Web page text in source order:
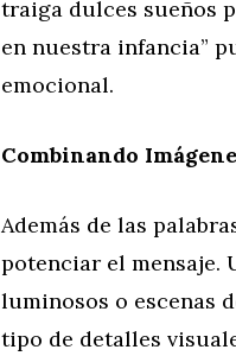
traiga dulces sueños
en nuestra infancia”
emocional.
Combinando
Además de las
potenciar el mensaje.
luminosos o escenas
tipo de detalles